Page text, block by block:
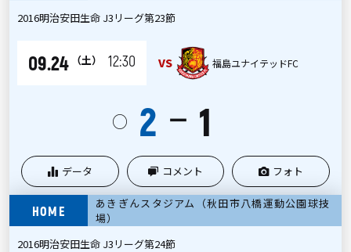
2016明治安田生命 J3リーグ第23節
09.24 （土） 12:30 VS 福島ユナイテッドFC
○ 2 ー 1
データ コメント フォト
HOME
あきぎんスタジアム（秋田市八橋運動公園球技
場）
2016明治安田生命 J3リーグ第24節